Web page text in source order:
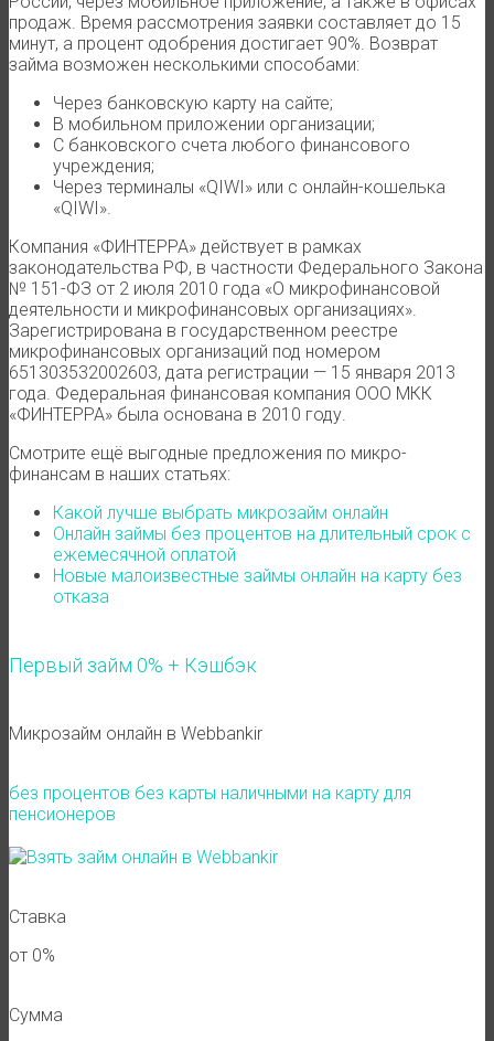
продаж. Время рассмотрения заявки составляет до 15
минут, а процент одобрения достигает 90%. Возврат
займа возможен несколькими способами:
Через банковскую карту на сайте;
В мобильном приложении организации;
С банковского счета любого финансового
учреждения;
Через терминалы «QIWI» или с онлайн-кошелька
«QIWI».
Компания «ФИНТЕРРА» действует в рамках
законодательства РФ, в частности Федерального Закона
№ 151-ФЗ от 2 июля 2010 года «О микрофинансовой
деятельности и микрофинансовых организациях».
Зарегистрирована в государственном реестре
микрофинансовых организаций под номером
651303532002603, дата регистрации — 15 января 2013
года. Федеральная финансовая компания ООО МКК
«ФИНТЕРРА» была основана в 2010 году.
Смотрите ещё выгодные предложения по микро-
финансам в наших статьях:
Какой лучше выбрать микрозайм онлайн
Онлайн займы без процентов на длительный срок с
ежемесячной оплатой
Новые малоизвестные займы онлайн на карту без
отказа
Первый займ 0% + Кэшбэк
Микрозайм онлайн в Webbankir
без процентов без карты наличными на карту для
пенсионеров
Ставка
от 0%
Сумма